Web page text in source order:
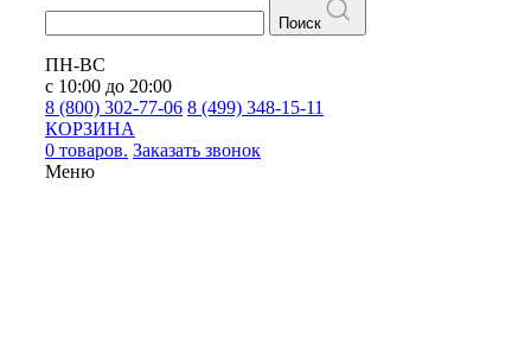
Поиск
ПН-ВС
с 10:00 до 20:00
8 (800) 302-77-06 8 (499) 348-15-11
КОРЗИНА
0 товаров. Заказать звонок
Меню